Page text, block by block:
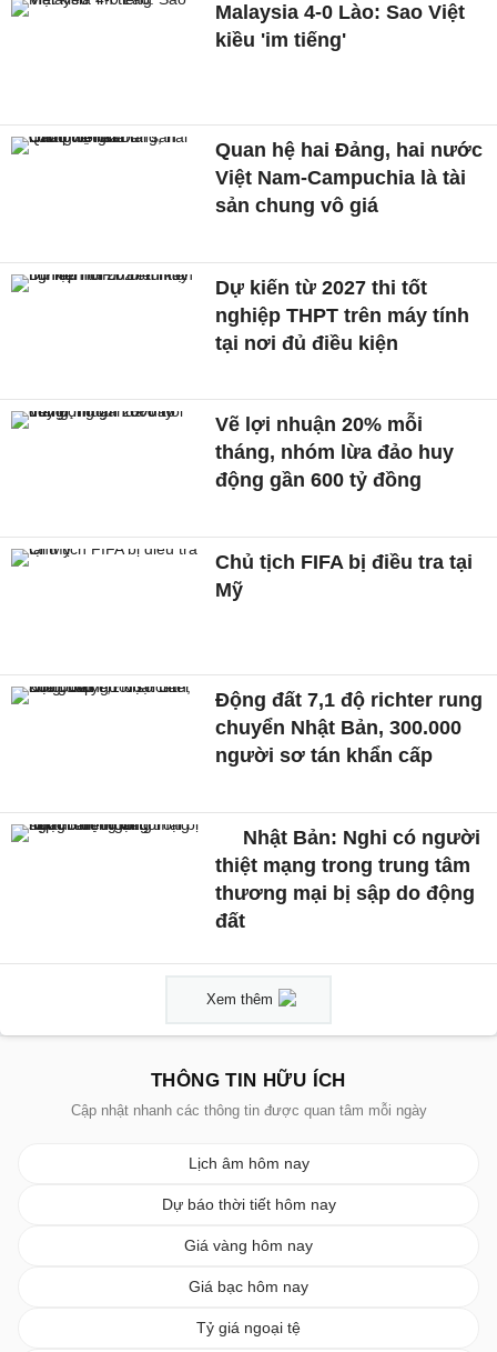
Malaysia 4-0 Lào: Sao Việt
kiều 'im tiếng'
Quan hệ hai Đảng, hai nước
Việt Nam-Campuchia là tài
sản chung vô giá ​
Dự kiến từ 2027 thi tốt
nghiệp THPT trên máy tính
tại nơi đủ điều kiện
Vẽ lợi nhuận 20% mỗi
tháng, nhóm lừa đảo huy
động gần 600 tỷ đồng
Chủ tịch FIFA bị điều tra tại
Mỹ
Động đất 7,1 độ richter rung
chuyển Nhật Bản, 300.000
người sơ tán khẩn cấp
Nhật Bản: Nghi có người
thiệt mạng trong trung tâm
thương mại bị sập do động
đất
Xem thêm
THÔNG TIN HỮU ÍCH
Cập nhật nhanh các thông tin được quan tâm mỗi ngày
Lịch âm hôm nay
Dự báo thời tiết hôm nay
Giá vàng hôm nay
Giá bạc hôm nay
Tỷ giá ngoại tệ